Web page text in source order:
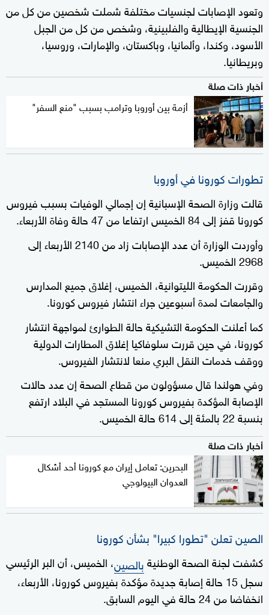
وتعود الإصابات لجنسيات مختلفة شملت شخصين من كل من
الجنسية الإيطالية والفلبينية، وشخص من كل من الجبل
الأسود، وكندا، وألمانيا، وباكستان، والإمارات، وروسيا،
وبريطانيا.
أخبار ذات صلة
أزمة بين أوروبا وترامب بسبب "منع السفر"
تطورات كورونا في أوروبا
قالت وزارة الصحة الإسبانية إن إجمالي الوفيات بسبب فيروس
كورونا قفز إلى 84 الخميس ارتفاعا من 47 حالة وفاة الأربعاء.
وأوردت الوزارة أن عدد الإصابات زاد من 2140 الأربعاء إلى
2968 الخميس.
وقررت الحكومة الليتوانية، الخميس، إغلاق جميع المدارس
والجامعات لمدة أسبوعين جراء انتشار فيروس كورونا.
كما أعلنت الحكومة التشيكية حالة الطوارئ لمواجهة انتشار
كورونا، في حين قررت سلوفاكيا إغلاق المطارات الدولية
ووقف خدمات النقل البري منعا لانتشار الفيروس.
وفي هولندا قال مسؤولون من قطاع الصحة إن عدد حالات
الإصابة المؤكدة بفيروس كورونا المستجد في البلاد ارتفع
بنسبة 22 بالمئة إلى 614 حالة الخميس.
أخبار ذات صلة
البحرين: تعامل إيران مع كورونا أحد أشكال
العدوان البيولوجي
الصين تعلن "تطورا كبيرا" بشأن كورونا
كشفت لجنة الصحة الوطنيةبالصين، الخميس، أن البر الرئيسي
سجل 15 حالة إصابة جديدة مؤكدة بفيروس كورونا، الأربعاء،
انخفاضا من 24 حالة في اليوم السابق.